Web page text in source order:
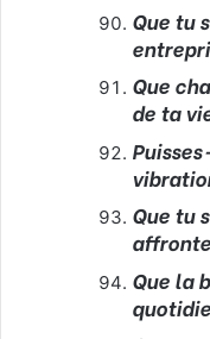
Que tu
Que
de ta
Que tu
Que la